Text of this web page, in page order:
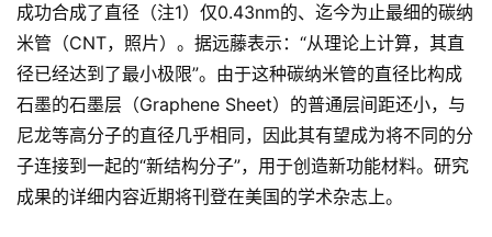
成功合成了直径（注1）仅0.43nm的、迄今为止最细的碳纳
米管（CNT，照片）。据远藤表示：“从理论上计算，其直
径已经达到了最小极限”。由于这种碳纳米管的直径比构成
石墨的石墨层（Graphene Sheet）的普通层间距还小，与
尼龙等高分子的直径几乎相同，因此其有望成为将不同的分
子连接到一起的“新结构分子”，用于创造新功能材料。研究
成果的详细内容近期将刊登在美国的学术杂志上。